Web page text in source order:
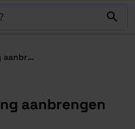
EPDM dakbedekking aanbrengen op een plat dak
aanbrengen